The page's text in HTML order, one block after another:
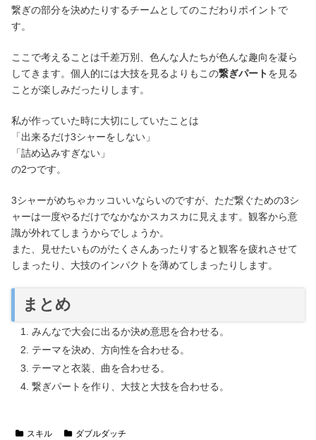
繋ぎの部分を決めたりするチームとしてのこだわりポイントで
す。
ここで考えることは千差万別、色んな人たちが色んな趣向を凝ら
してきます。個人的には大技を見るよりもこの繋ぎパートを見る
ことが楽しみだったりします。
私が作っていた時に大切にしていたことは
「出来るだけ3シャーをしない」
「詰め込みすぎない」
の2つです。
3シャーがめちゃカッコいいならいのですが、ただ繋ぐための3シ
ャーは一度やるだけでなかなかスカスカに見えます。観客から意
識が外れてしまうからでしょうか。
また、見せたいものがたくさんあったりすると観客を疲れさせて
しまったり、大技のインパクトを薄めてしまったりします。
まとめ
みんなで大会に出るか決め意思を合わせる。
テーマを決め、方向性を合わせる。
テーマと衣装、曲を合わせる。
繋ぎパートを作り、大技と大技を合わせる。
スキル ダブルダッチ